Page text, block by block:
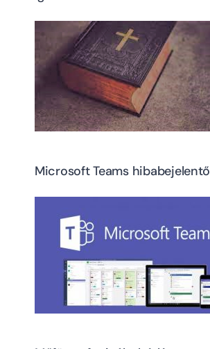
Microsoft Teams hibabejelentő